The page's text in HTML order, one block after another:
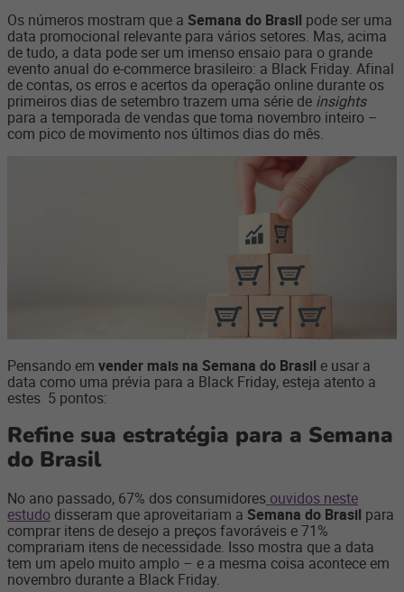
Os números mostram que a Semana do Brasil pode ser uma
data promocional relevante para vários setores. Mas, acima
de tudo, a data pode ser um imenso ensaio para o grande
evento anual do e-commerce brasileiro: a Black Friday. Afinal
de contas, os erros e acertos da operação online durante os
primeiros dias de setembro trazem uma série de insights
para a temporada de vendas que toma novembro inteiro –
com pico de movimento nos últimos dias do mês.
Pensando em vender mais na Semana do Brasil e usar a
data como uma prévia para a Black Friday, esteja atento a
estes 5 pontos:
Refine sua estratégia para a Semana
do Brasil
No ano passado, 67% dos consumidores ouvidos neste
estudo disseram que aproveitariam a Semana do Brasil para
comprar itens de desejo a preços favoráveis e 71%
comprariam itens de necessidade. Isso mostra que a data
tem um apelo muito amplo – e a mesma coisa acontece em
novembro durante a Black Friday.